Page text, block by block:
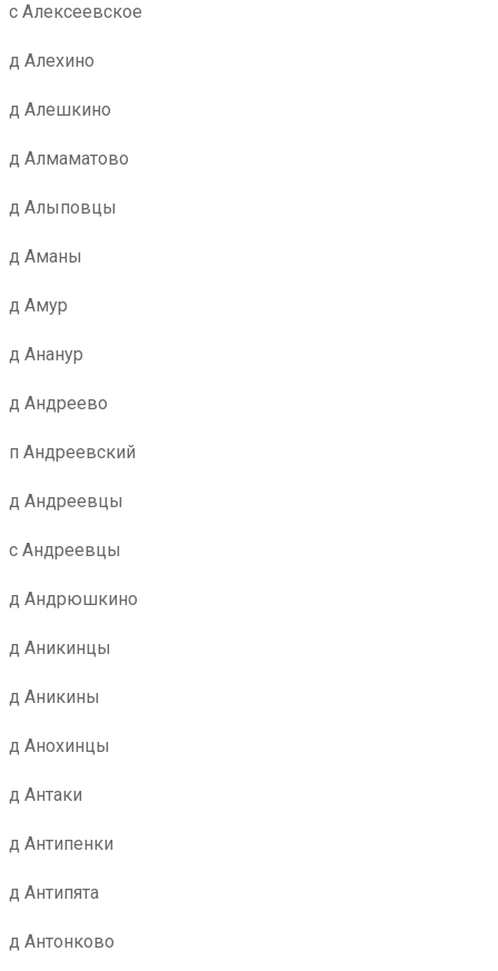
с Алексеевское
д Алехино
д Алешкино
д Алмаматово
д Алыповцы
д Аманы
д Амур
д Ананур
д Андреево
п Андреевский
д Андреевцы
с Андреевцы
д Андрюшкино
д Аникинцы
д Аникины
д Анохинцы
д Антаки
д Антипенки
д Антипята
д Антонково